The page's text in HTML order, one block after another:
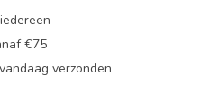
€75
verzonden